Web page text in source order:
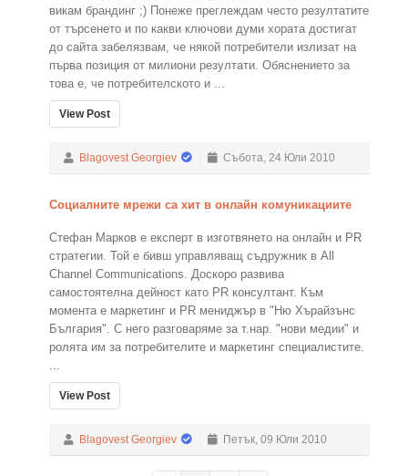
викам брандинг ;) Понеже преглеждам често резултатите
от търсенето и по какви ключови думи хората достигат
до сайта забелязвам, че някой потребители излизат на
първа позиция от милиони резултати. Обяснението за
това е, че потребителското и ...
View Post
Blagovest Georgiev Събота, 24 Юли 2010
Социалните мрежи са хит в онлайн комуникациите
Стефан Марков е експерт в изготвянето на онлайн и PR
стратегии. Той е бивш управляващ съдружник в All
Channel Communications. Доскоро развива
самостоятелна дейност като PR консултант. Към
момента е маркетинг и PR мениджър в "Ню Хърайзънс
България". С него разговаряме за т.нар. "нови медии" и
ролята им за потребителите и маркетинг специалистите.
...
View Post
Blagovest Georgiev Петък, 09 Юли 2010